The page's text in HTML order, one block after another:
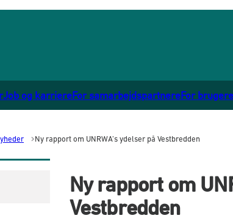
Job og karriereFor samarbejdspartnereFor brugere
Ny rapport om UNRWA’s ydelser på Vestbredden
Ny rapport om
Vestbredden